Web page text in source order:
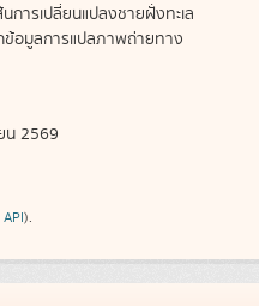
ารเปลี่ยนแปลงชายฝั่งทะเล
ข้อมูลการแปลภาพถ่ายทาง
2569
).